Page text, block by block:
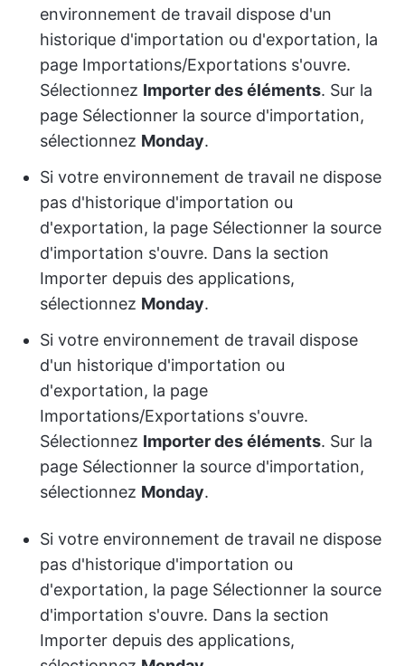
environnement de travail dispose d'un
historique d'importation ou d'exportation, la
page Importations/Exportations s'ouvre.
Sélectionnez Importer des éléments. Sur la
page Sélectionner la source d'importation,
sélectionnez Monday.
Si votre environnement de travail ne dispose
pas d'historique d'importation ou
d'exportation, la page Sélectionner la source
d'importation s'ouvre. Dans la section
Importer depuis des applications,
sélectionnez Monday.
Si votre environnement de travail dispose
d'un historique d'importation ou
d'exportation, la page
Importations/Exportations s'ouvre.
Sélectionnez Importer des éléments. Sur la
page Sélectionner la source d'importation,
sélectionnez Monday.
Si votre environnement de travail ne dispose
pas d'historique d'importation ou
d'exportation, la page Sélectionner la source
d'importation s'ouvre. Dans la section
Importer depuis des applications,